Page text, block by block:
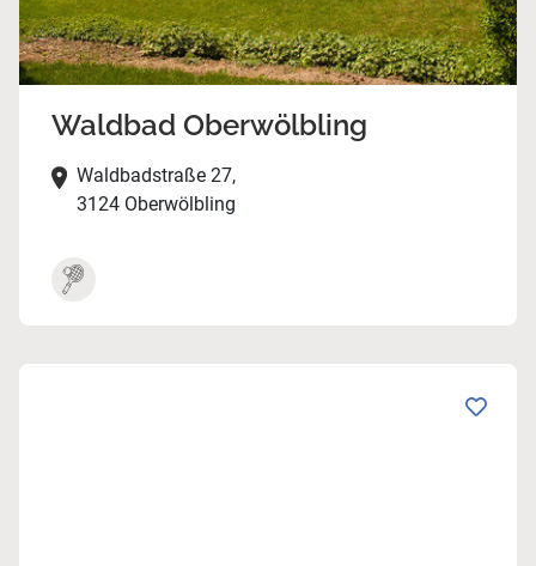
Waldbad Oberwölbling
Waldbadstraße 27,
3124 Oberwölbling